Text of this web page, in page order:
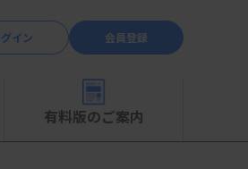
イン 会員登録
有料版のご案内